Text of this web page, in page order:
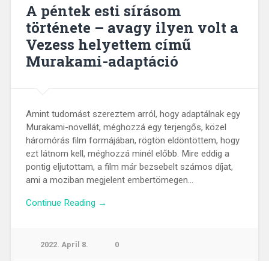
A péntek esti sírásom
története – avagy ilyen volt a
Vezess helyettem című
Murakami-adaptáció
Amint tudomást szereztem arról, hogy adaptálnak egy
Murakami-novellát, méghozzá egy terjengős, közel
háromórás film formájában, rögtön eldöntöttem, hogy
ezt látnom kell, méghozzá minél előbb. Mire eddig a
pontig eljutottam, a film már bezsebelt számos díjat,
ami a moziban megjelent embertömegen…
Continue Reading →
2022. April 8. 0